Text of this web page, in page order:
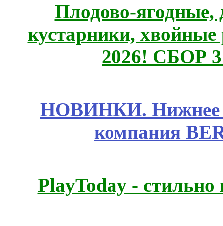
Плодово-ягодные,
кустарники,
2026! СБОР
НОВИНКИ. Нижнее
компания
PlayToday -